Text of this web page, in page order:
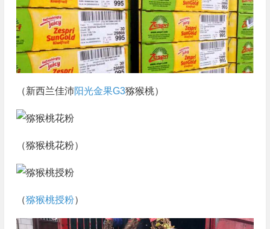
（新西兰佳沛阳光金果G3猕猴桃）
（猕猴桃花粉）
（猕猴桃授粉）